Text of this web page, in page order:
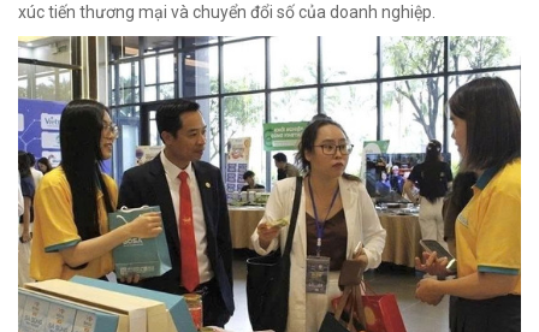
xúc tiến thương mại và chuyển đổi số của doanh nghiệp.